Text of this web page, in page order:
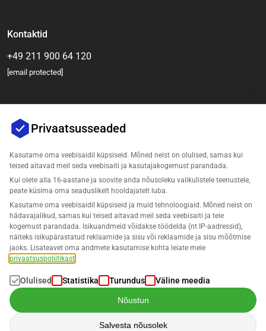
Kontaktid
+49 211 900 64 120
[email protected]
Ettevõte
Tugi
Lahendused Amazonile
Privaatsusseaded
Kasutame oma veebisaidil küpsiseid. Mõned neist on olulised, samas kui
teised aitavad meil seda veebisaiti ja kasutajakogemust parandada.
Kui olete alla 16-aastane ja soovite anda nõusoleku valikulistele teenustele,
peate küsima oma seaduslikelt hooldajatelt luba.
Kasutame oma veebisaidil küpsiseid ja muid tehnoloogiaid. Mõned neist on
hädavajalikud, samas kui teised aitavad meil seda veebisaiti ja teie
kogemust parandada. Isikuandmeid võidakse töödelda (nt IP-aadressid),
näiteks isikupärastatud reklaamide ja sisu või reklaamide ja sisu mõõtmise
jaoks. Lisateavet oma andmete kasutamise kohta leiate meie
privaatsuspoliitikast
Olulised Statistika Turundus Väline meedia
Nõustun
Salvesta nõusolek